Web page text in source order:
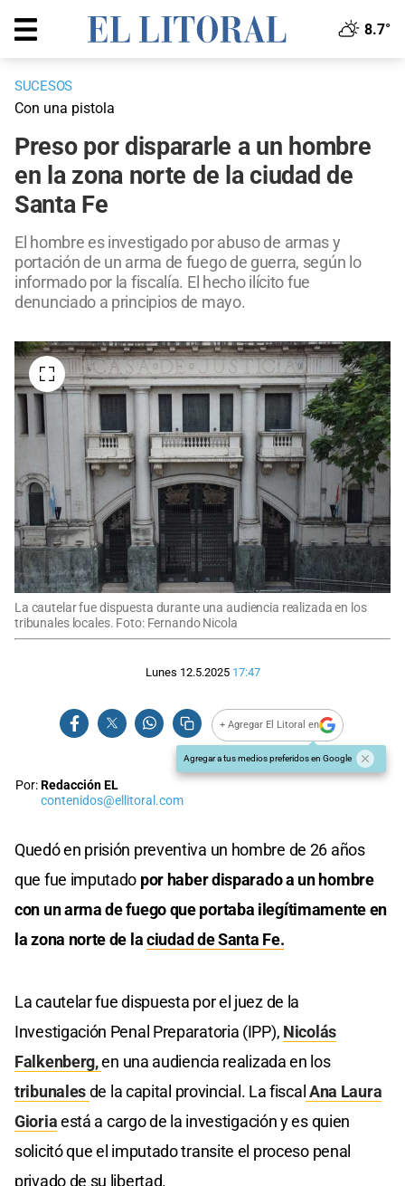
8.7°
SUCESOS
Con una pistola
Preso por dispararle a un hombre
en la zona norte de la ciudad de
Santa Fe
El hombre es investigado por abuso de armas y
portación de un arma de fuego de guerra, según lo
informado por la fiscalía. El hecho ilícito fue
denunciado a principios de mayo.
La cautelar fue dispuesta durante una audiencia realizada en los
tribunales locales. Foto: Fernando Nicola
Lunes 12.5.2025 17:47
+ Agregar El Litoral en
Agregar a tus medios preferidos en Google
Por:Redacción EL
contenidos@ellitoral.com
Quedó en prisión preventiva un hombre de 26 años
que fue imputado por haber disparado a un hombre
con un arma de fuego que portaba ilegítimamente en
la zona norte de laciudad de Santa Fe.
La cautelar fue dispuesta por el juez de la
Investigación Penal Preparatoria (IPP), Nicolás
Falkenberg,en una audiencia realizada en los
tribunalesde la capital provincial. La fiscalAna Laura
Gioriaestá a cargo de la investigación y es quien
solicitó que el imputado transite el proceso penal
privado de su libertad.